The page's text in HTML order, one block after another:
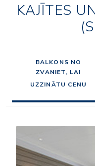
KAJĪTES
BALKONS NO
ZVANIET, LAI
UZZINĀTU CENU